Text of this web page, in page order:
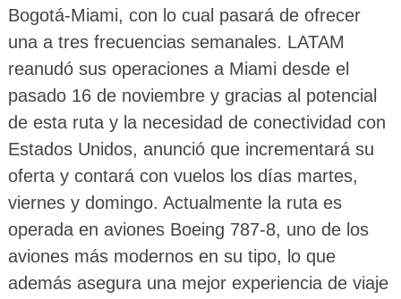
Bogotá-Miami, con lo cual pasará de ofrecer
una a tres frecuencias semanales. LATAM
reanudó sus operaciones a Miami desde el
pasado 16 de noviembre y gracias al potencial
de esta ruta y la necesidad de conectividad con
Estados Unidos, anunció que incrementará su
oferta y contará con vuelos los días martes,
viernes y domingo. Actualmente la ruta es
operada en aviones Boeing 787-8, uno de los
aviones más modernos en su tipo, lo que
además asegura una mejor experiencia de viaje